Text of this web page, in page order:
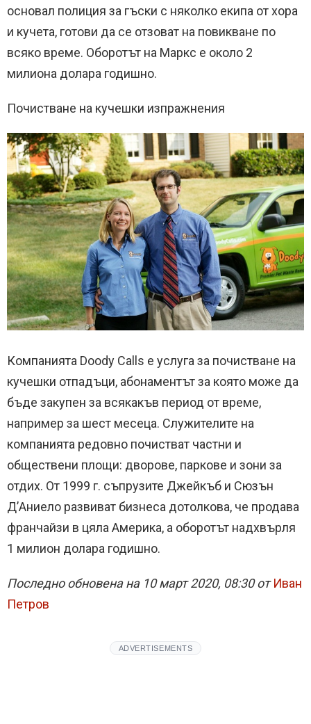
основал полиция за гъски с няколко екипа от хора
и кучета, готови да се отзоват на повикване по
всяко време. Оборотът на Маркс е около 2
милиона долара годишно.
Почистване на кучешки изпражнения
Компанията Doody Calls е услуга за почистване на
кучешки отпадъци, абонаментът за която може да
бъде закупен за всякакъв период от време,
например за шест месеца. Служителите на
компанията редовно почистват частни и
обществени площи: дворове, паркове и зони за
отдих. От 1999 г. съпрузите Джейкъб и Сюзън
Д’Аниело развиват бизнеса дотолкова, че продава
франчайзи в цяла Америка, а оборотът надхвърля
1 милион долара годишно.
Последно обновена на 10 март 2020, 08:30 от Иван
Петров
ADVERTISEMENTS